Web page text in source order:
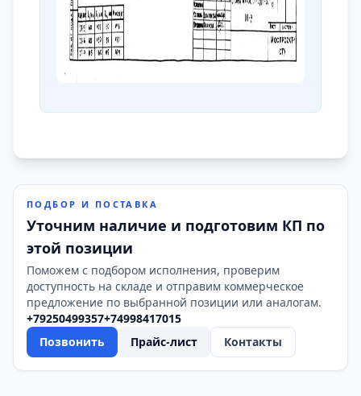
ПОДБОР И ПОСТАВКА
Уточним наличие и подготовим КП по
этой позиции
Поможем с подбором исполнения, проверим
доступность на складе и отправим коммерческое
предложение по выбранной позиции или аналогам.
+79250499357+74998417015
Позвонить
Прайс-лист Контакты